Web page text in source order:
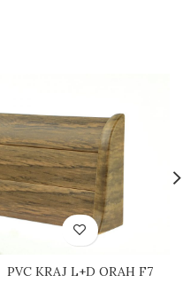
PVC KRAJ L+D ORAH F7